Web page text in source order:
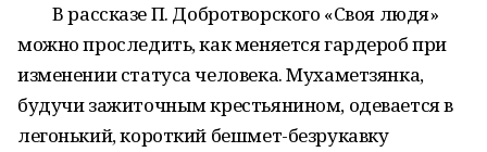
В рассказе П. Добротворского «Своя людя»
можно проследить, как меняется гардероб при
изменении статуса человека. Мухаметзянка,
будучи зажиточным крестьянином, одевается в
легонький, короткий бешмет-безрукавку